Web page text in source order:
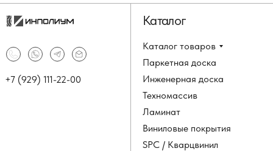
Каталог товаров
Паркетная доска
Инженерная доска
Техномассив
+7 (929) 111-22-00
Каталог
Ламинат
Виниловые покрытия
SPC / Кварцвинил